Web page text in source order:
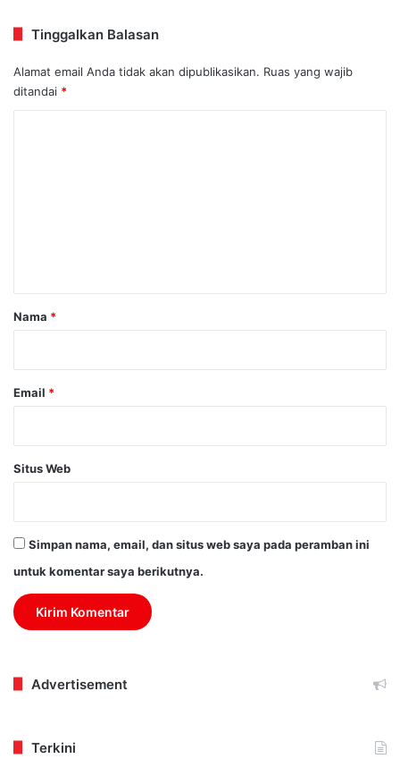
Tinggalkan Balasan
Alamat email Anda tidak akan dipublikasikan. Ruas yang wajib
ditandai *
rNama *
Email *
Situs Web
Simpan nama, email, dan situs web saya pada peramban ini
untuk komentar saya berikutnya.
Advertisement
Terkini